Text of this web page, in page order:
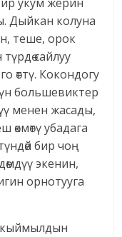
Дыйкан колуна
теше, орок
сайлуу
өттү. Кокондогу
большевиктер
менен жасады,
убадага
бир чоң
экенин,
орнотууга
кыймылдын